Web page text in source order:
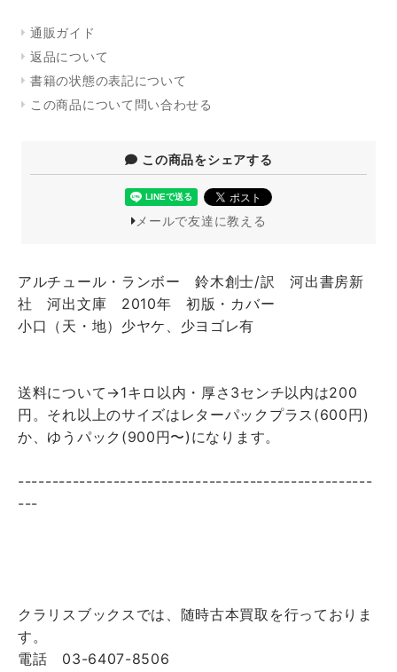
通販ガイド
返品について
書籍の状態の表記について
この商品について問い合わせる
この商品をシェアする
メールで友達に教える
アルチュール・ランボー 鈴木創士/訳 河出書房新
社 河出文庫 2010年 初版・カバー
小口（天・地）少ヤケ、少ヨゴレ有
送料について→1キロ以内・厚さ3センチ以内は200
円。それ以上のサイズはレターパックプラス(600円)
か、ゆうパック(900円〜)になります。
----------------------------------------------------
---
クラリスブックスでは、随時古本買取を行っておりま
す。
電話 03-6407-8506